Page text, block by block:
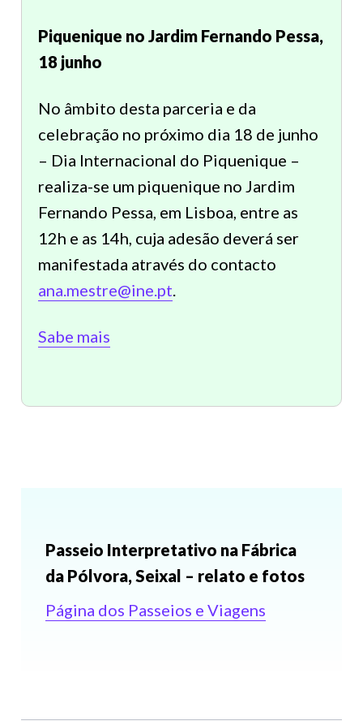
Piquenique no Jardim Fernando Pessa,
18 junho
No âmbito desta parceria e da
celebração no próximo dia 18 de junho
– Dia Internacional do Piquenique –
realiza-se um piquenique no Jardim
Fernando Pessa, em Lisboa, entre as
12h e as 14h, cuja adesão deverá ser
manifestada através do contacto
ana.mestre@ine.pt
Sabe mais
Passeio Interpretativo na Fábrica
da Pólvora, Seixal – relato e fotos
Página dos Passeios e Viagens